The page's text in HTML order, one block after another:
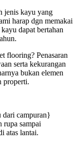
jenis kayu yang
harap dgn memakai
dapat bertahan
flooring? Penasaran
serta kekurangan
bukan elemen
properti.
dari campuran}
rupa sampai
atas lantai.